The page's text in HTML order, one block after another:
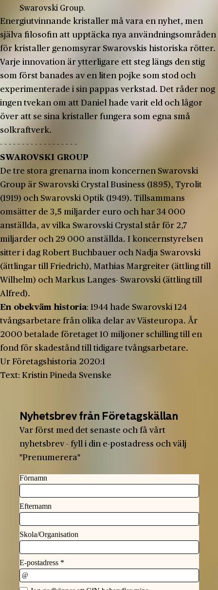
Swarovski Group.
Energiutvinnande kristaller må vara en nyhet, men
själva filosofin att upptäcka nya användningsområden
för kristaller genomsyrar Swarovskis historiska rötter.
Varje innovation är ytterligare ett steg längs den stig
som först banades av en liten pojke som stod och
experimenterade i sin pappas verkstad. Det råder nog
ingen tvekan om att Daniel hade varit eld och lågor
över att se sina kristaller fungera som egna små
solkraftverk.
- - - - - - - - - - - - - - - - - -
SWAROVSKI GROUP
De tre stora grenarna inom koncernen Swarovski
Group är Swarovski Crystal Business (1895), Tyrolit
(1919) och Swarovski Optik (1949). Tillsammans
omsätter de 3,5 miljarder euro och har 34 000
anställda, av vilka Swarovski Crystal står för 2,7
miljarder och 29 000 anställda. I koncernstyrelsen
sitter i dag Robert Buchbauer och Nadja Swarovski
(ättlingar till Friedrich), Mathias Margreiter (ättling till
Wilhelm) och Markus Langes- Swarovski (ättling till
Alfred).
En obekväm historia: 1944 hade Swarovski 124
tvångsarbetare från olika delar av Västeuropa. År
2000 betalade företaget 10 miljoner schilling till en
fond för skadestånd till tidigare tvångsarbetare.
Ur Företagshistoria 2020:1
Text: Kristin Pineda Svenske
Nyhetsbrev från Företagskällan
Var först med det senaste och få vårt
nyhetsbrev - fyll i din e-postadress och välj
"Prenumerera"